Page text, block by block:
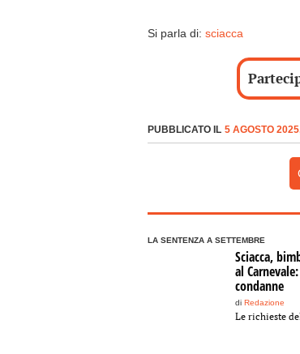
Si parla di: sciacca
PUBBLICATO IL 5 AGOSTO
LA SENTENZA A SETTEMBRE
Sciacca,
al
condanne
di Redazione
Le richieste